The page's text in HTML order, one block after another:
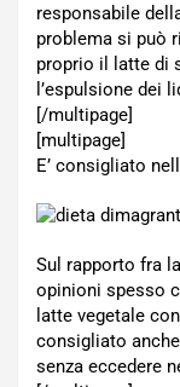
responsabile
problema si può
proprio il latte di
l’espulsione dei
[/multipage]
[multipage]
E’ consigliato
Sul rapporto fra
opinioni spesso
latte vegetale
consigliato
senza eccedere